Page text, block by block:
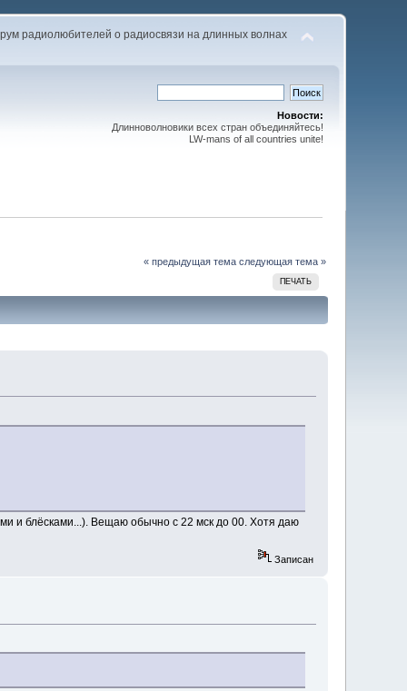
радиолюбителей о радиосвязи на длинных волнах
Новости:
Длинноволновики всех стран объединяйтесь!
LW-mans of all countries unite!
« предыдущая тема следующая тема »
ПЕЧАТЬ
и блёсками...). Вещаю обычно с 22 мск до 00. Хотя даю
Записан